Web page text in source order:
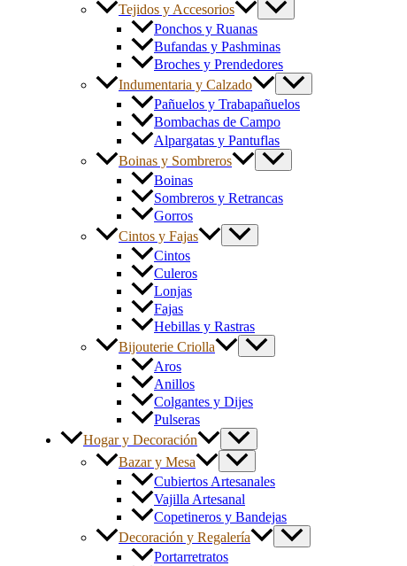
Tejidos y Accesorios
Ponchos y Ruanas
Bufandas y Pashminas
Broches y Prendedores
Indumentaria y Calzado
Pañuelos y Trabapañuelos
Bombachas de Campo
Alpargatas y Pantuflas
Boinas y Sombreros
Boinas
Sombreros y Retrancas
Gorros
Cintos y Fajas
Cintos
Culeros
Lonjas
Fajas
Hebillas y Rastras
Bijouterie Criolla
Aros
Anillos
Colgantes y Dijes
Pulseras
Hogar y Decoración
Bazar y Mesa
Cubiertos Artesanales
Vajilla Artesanal
Copetineros y Bandejas
Decoración y Regalería
Portarretratos